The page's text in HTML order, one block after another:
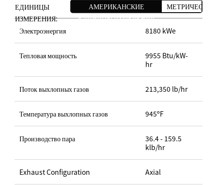
ЕДИНИЦЫ
ИЗМЕРЕНИЯ:
АМЕРИКАНСКИЕ
ЕДИНИЦЫ ИЗМЕРЕНИЯ
МЕТРИЧЕСКИЕ
Электроэнергия 8180 kWe
Тепловая мощность
9955 Btu/kW-
hr
Поток выхлопных газов 213,350 lb/hr
Температура выхлопных газов 945ºF
Производство пара
36.4 - 159.5
klb/hr
Exhaust Configuration Axial